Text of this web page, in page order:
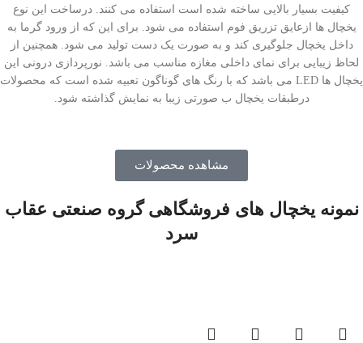
کیفیت بسیار بالایی ساخته شده است استفاده می کنند. درساخت این نوع
یخچال ها ازعایق تزریق فوم استفاده می شود. برای این که از ورود گرما به
داخل یخچال جلوگیری کند و به صورت یک دست تولید می شود. همچنین از
لحاظ زیبایی برای نمای داخلی مغازه مناسب می باشد. نورپردازی درونی این
یخچال ها LED می باشد که با رنگ های گوناگون تعبیه شده است که محصولات
درطبقات یخچال ب صورتی زیبا به نمایش گذاشته شود.
مشاهده محصولات
نمونه یخچال های فروشگاهی گروه صنعتی عقاب
سرد